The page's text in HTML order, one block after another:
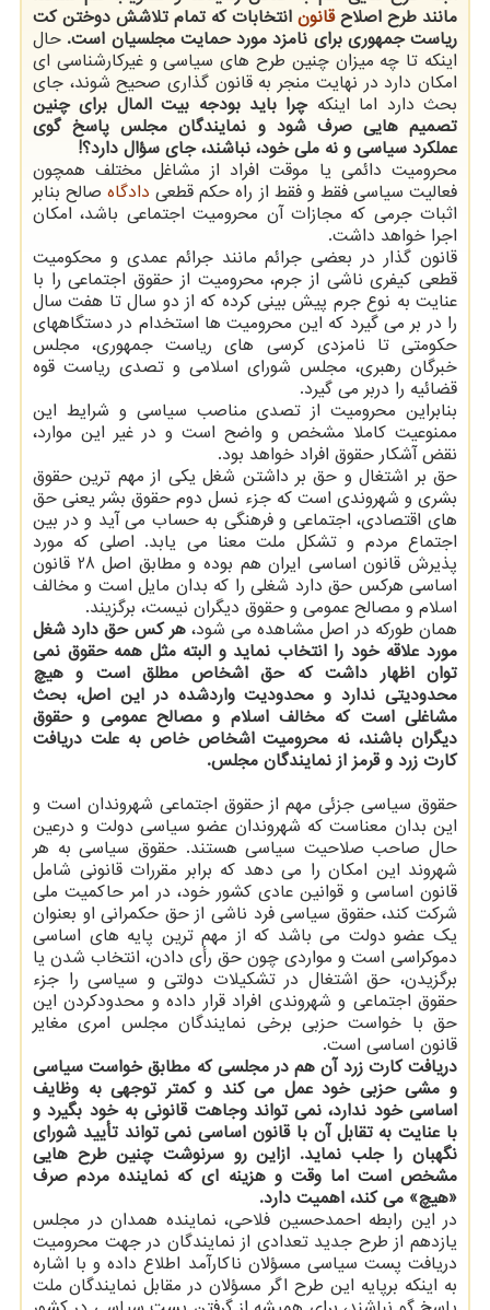
مانند طرح اصلاحقانون انتخابات که تمام تلاشش دوختن کت
ریاست جمهوری برای نامزد مورد حمایت مجلسیان است. حال
اینکه تا چه میزان چنین طرح های سیاسی و غیرکارشناسی ای
امکان دارد در نهایت منجر به قانون گذاری صحیح شوند، جای
بحث دارد اما اینکهچرا باید بودجه بیت المال برای چنین
تصمیم هایی صرف شود و نمایندگان مجلس پاسخ گوی
عملکرد سیاسی و نه ملی خود، نباشند، جای سؤال دارد؟!
محرومیت دائمی یا موقت افراد از مشاغل مختلف همچون
فعالیت سیاسی فقط و فقط از راه حکم قطعی دادگاهصالح بنابر
اثبات جرمی که مجازات آن محرومیت اجتماعی باشد، امکان
اجرا خواهد داشت.
قانون گذار در بعضی جرائم مانند جرائم عمدی و محکومیت
قطعی کیفری ناشی از جرم، محرومیت از حقوق اجتماعی را با
عنایت به نوع جرم پیش‎ بینی کرده که از دو سال تا هفت سال
را در بر می گیرد که این محرومیت ها استخدام در دستگاههای
حکومتی تا نامزدی کرسی های ریاست جمهوری، مجلس
خبرگان رهبری، مجلس شورای اسلامی و تصدی ریاست قوه
قضائیه را دربر می گیرد.
بنابراین محرومیت از تصدی مناصب سیاسی و شرایط این
ممنوعیت کاملا مشخص و واضح است و در غیر این موارد،
نقض آشکار حقوق افراد خواهد بود.
حق بر اشتغال و حق بر داشتن شغل یکی از مهم ترین حقوق
بشری و شهروندی است که جزء نسل دوم حقوق بشر یعنی حق
های اقتصادی، اجتماعی و فرهنگی به حساب می آید و در بین
اجتماع مردم و تشکل ملت معنا می یابد. اصلی که مورد
پذیرش قانون اساسی ایران هم بوده و مطابق اصل 28 قانون
اساسی هرکس حق دارد شغلی را که بدان مایل است و مخالف
اسلام و مصالح عمومی و حقوق دیگران نیست، برگزیند.
همان طورکه در اصل مشاهده می شود،هر کس حق دارد شغل
مورد علاقه خود را انتخاب نماید و البته مثل همه حقوق نمی
توان اظهار داشت که حق اشخاص مطلق است و هیچ
محدودیتی ندارد و محدودیت واردشده در این اصل، بحث
مشاغلی است که مخالف اسلام و مصالح عمومی و حقوق
دیگران باشند، نه محرومیت اشخاص خاص به علت دریافت
کارت زرد و قرمز از نمایندگان مجلس.
حقوق سیاسی جزئی مهم از حقوق اجتماعی شهروندان است و
این بدان معناست که شهروندان عضو سیاسی دولت و درعین
حال صاحب صلاحیت سیاسی هستند. حقوق سیاسی به هر
شهروند این امکان را می دهد که برابر مقررات قانونی شامل
قانون اساسی و قوانین عادی کشور خود، در امر حاکمیت ملی
شرکت کند، حقوق سیاسی فرد ناشی از حق حکمرانی او بعنوان
یک عضو دولت می باشد که از مهم ترین پایه های اساسی
دموکراسی است و مواردی چون حق رأی دادن، انتخاب شدن یا
برگزیدن، حق اشتغال در تشکیلات دولتی و سیاسی را جزء
حقوق اجتماعی و شهروندی افراد قرار داده و محدودکردن این
حق با خواست حزبی برخی نمایندگان مجلس امری مغایر
قانون اساسی است.
دریافت کارت زرد آن هم در مجلسی که مطابق خواست سیاسی
و مشی حزبی خود عمل می کند و کمتر توجهی به وظایف
اساسی خود ندارد، نمی تواند وجاهت قانونی به خود بگیرد و
با عنایت به تقابل آن با قانون اساسی نمی تواند تأیید شورای
نگهبان را جلب نماید. ازاین رو سرنوشت چنین طرح هایی
مشخص است اما وقت و هزینه ای که نماینده مردم صرف
«هیچ» می کند، اهمیت دارد.
در این رابطه احمدحسین فلاحی، نماینده همدان در مجلس
یازدهم از طرح جدید تعدادی از نمایندگان در جهت محرومیت
دریافت پست سیاسی مسؤلان ناکارآمد اطلاع داده و با اشاره
به اینکه برپایه این طرح اگر مسؤلان در مقابل نمایندگان ملت